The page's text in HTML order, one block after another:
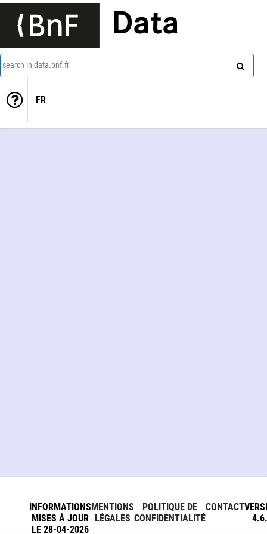
Data
search in data.bnf.fr
FR
INFORMATIONS
MISES À JOUR
LE 28-04-2026
MENTIONS
LÉGALES
POLITIQUE DE
CONFIDENTIALITÉ
CONTACT